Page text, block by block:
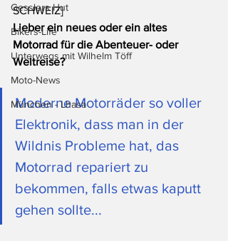
Gesslers Hut
Bikers-Life
Unterwegs mit Wilhelm Töff
Moto-News
München - Lhasa
SCHWEIZ]
Lieber ein neues oder ein altes
Motorrad für die Abenteuer- oder
Weltreise?
Moderne Motorräder so voller
Elektronik, dass man in der
Wildnis Probleme hat, das
Motorrad repariert zu
bekommen, falls etwas kaputt
gehen sollte...